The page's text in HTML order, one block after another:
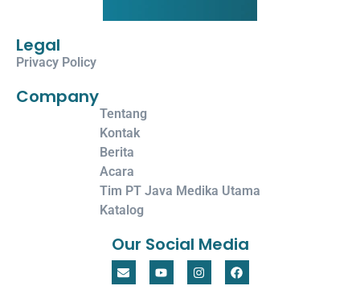
Legal
Privacy Policy
Tentang
Kontak
Berita
Acara
Tim PT Java Medika Utama
Katalog
Company
Our Social Media